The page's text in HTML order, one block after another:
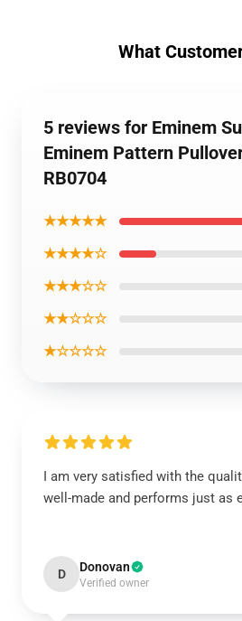
What
5 reviews for Eminem
Eminem Pattern
RB0704
★★★★★
★★★★☆
★★★☆☆
★★☆☆☆
★☆☆☆☆
I am very satisfied with the
well-made and performs just as
D Donovan
Verified owner